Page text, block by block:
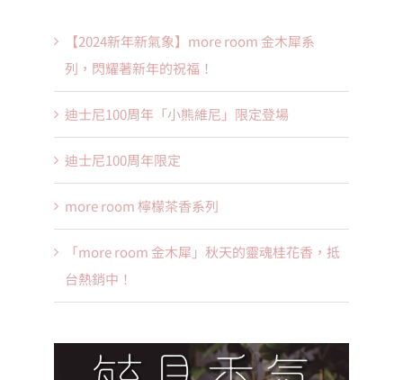
【2024新年新氣象】more room 金木犀系
列，閃耀著新年的祝福！
迪士尼100周年「小熊維尼」限定登場
迪士尼100周年限定
more room 檸檬茶香系列
「more room 金木犀」秋天的靈魂桂花香，抵
台熱銷中！